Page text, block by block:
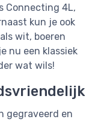
Connecting 4L,
kun je ook
wit, boeren
nu een klassiek
wat wils!
gegraveerd en